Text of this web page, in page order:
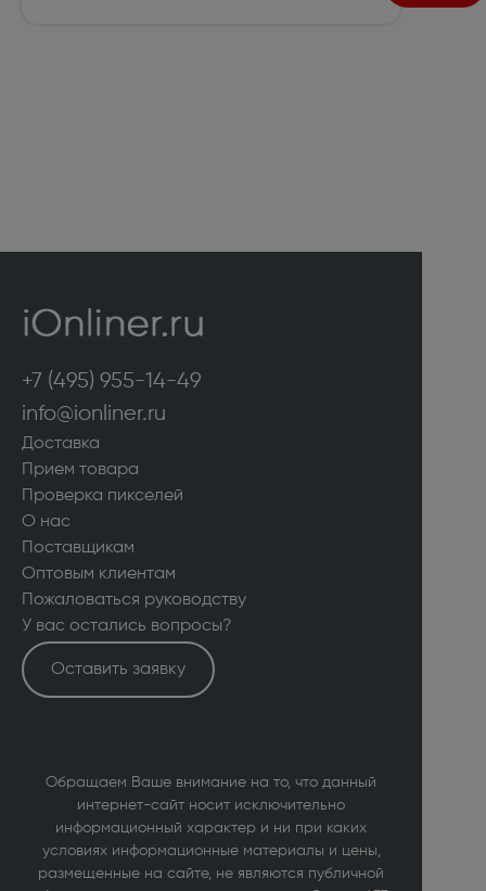
+7 (495) 955-14-49
info@ionliner.ru
Доставка
Прием товара
Проверка пикселей
О нас
Поставщикам
Оптовым клиентам
Пожаловаться руководству
У вас остались вопросы?
Оставить заявку
Обращаем Ваше внимание на то, что данный
интернет-сайт носит исключительно
информационный характер и ни при каких
условиях информационные материалы и цены,
размещенные на сайте, не являются публичной